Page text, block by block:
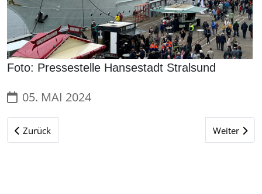
Foto: Pressestelle Hansestadt Stralsund
05. MAI 2024
Vorheriger Beitrag: 21. September 1957 - Untergang der
Zurück Nächster
Weiter